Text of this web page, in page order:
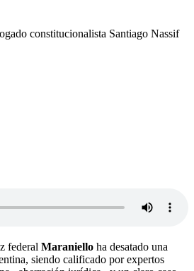
constitucionalista Santiago Nassif
federal Maraniello ha desatado una
siendo calificado por expertos